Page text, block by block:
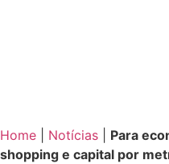
Home Notícias
Para
shopping e capital por